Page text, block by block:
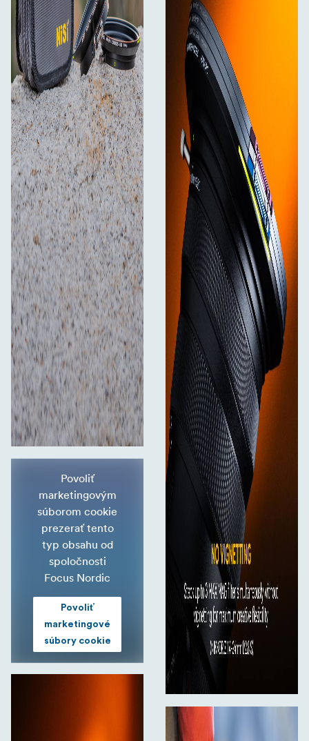
Povoliť
marketingovým
súborom cookie
prezerať tento
typ obsahu od
spoločnosti
Focus Nordic
Povoliť
marketingové
súbory cookie